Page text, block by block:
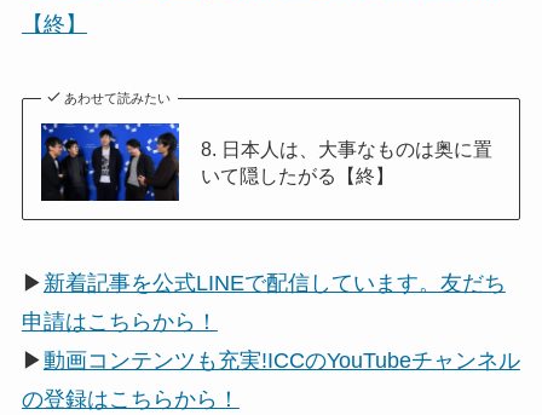
【終】
あわせて読みたい
8. 日本人は、大事なものは奥に置
いて隠したがる【終】
▶ 新着記事を公式LINEで配信しています。友だち
申請はこちらから！
▶動画コンテンツも充実!ICCのYouTubeチャンネル
の登録はこちらから！